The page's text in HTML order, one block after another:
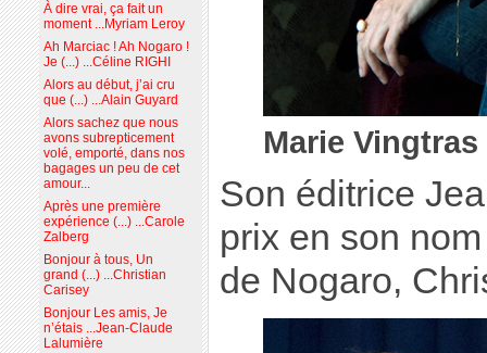
Marie Vingtras
Son éditrice
prix en son
de Nogaro,
À dire vrai, ça fait un
moment ...Myriam Leroy
Ah Marciac ! Ah Nogaro !
Je (...) ...Céline RIGHI
Alors au début, j’ai cru
que (...) ...Alain Guyard
Alors sachez que nous
avons subrepticement
volé, emporté, dans nos
bagages un peu de cet
amour...
Après une première
expérience (...) ...Carole
Zalberg
Bonjour à tous, Un
grand (...) ...Christian
Carisey
Bonjour Les amis, Je
n’étais ...Jean-Claude
Lalumière